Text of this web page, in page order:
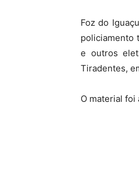
Foz do
policiamento
e outros
Tiradentes,
O material foi